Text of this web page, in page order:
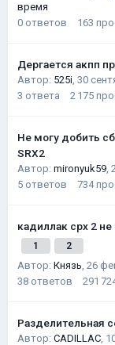
время
0 ответов 163
Дергается акпп
Автор: 525i, 30
3 ответа 2 175
Не могу добить
SRX2
Автор: mironyuk59,
5 ответов 734
кадиллак срх 2
1 2
Автор: Князь, 26
38 ответов 291
Разделительная
Автор: CADILLAC,